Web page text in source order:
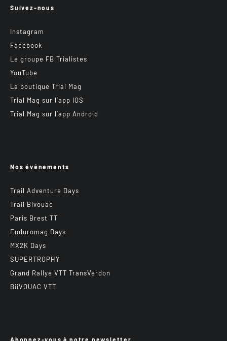
Suivez-nous
Instagram
Facebook
Le groupe FB Trialistes
YouTube
La boutique Trial Mag
Trial Mag sur l’app IOS
Trial Mag sur l’app Android
Nos événements
Trail Adventure Days
Trail Bivouac
Paris Brest TT
Enduromag Days
MX2K Days
SUPERTROPHY
Grand Rallye VTT TransVerdon
BiiVOUAC VTT
Abonnez-vous à notre newsletter